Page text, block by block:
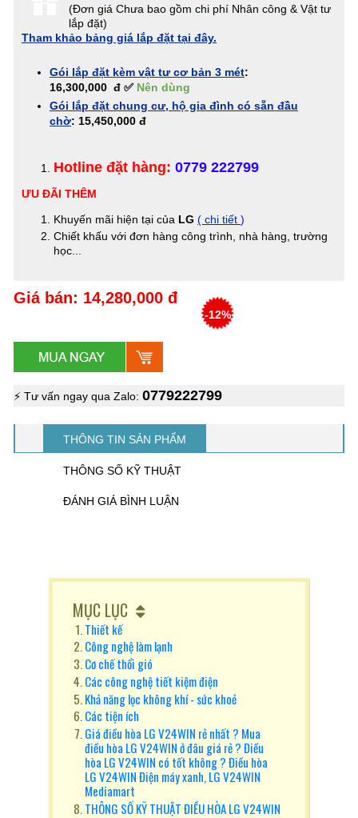
(Đơn giáChưa bao gồm chi phí Nhân công & Vật tư
lắp đặt)
Tham khảo bảng giá lắp đặt tại đây.
Gói lắp đặt kèm vật tư cơ bản 3 mét:
16,300,000 đ ✅ Nên dùng
Gói lắp đặt chung cư, hộ gia đình có sẵn đầu
chờ: 15,450,000 đ
Hotline đặt hàng: 0779 222799
ƯU ĐÃI THÊM
Khuyến mãi hiện tại của LG ( chi tiết )
Chiết khấu với đơn hàng công trình, nhà hàng, trường
học...
Giá bán: 14,280,000 đ
-12%
⚡ Tư vấn ngay qua Zalo: 0779222799
THÔNG TIN SẢN PHẨM
THÔNG SỐ KỸ THUẬT
ĐÁNH GIÁ BÌNH LUẬN
MỤC LỤC
Thiết kế
Công nghệ làm lạnh
Cơ chế thổi gió
Các công nghệ tiết kiệm điện
Khả năng lọc không khí - sức khoẻ
Các tiện ích
Giá điều hòa LG V24WIN rẻ nhất ? Mua
điều hòa LG V24WIN ở đâu giá rẻ ? Điều
hòa LG V24WIN có tốt không ? Điều hòa
LG V24WIN Điện máy xanh, LG V24WIN
Mediamart
THÔNG SỐ KỸ THUẬT ĐIỀU HÒA LG V24WIN